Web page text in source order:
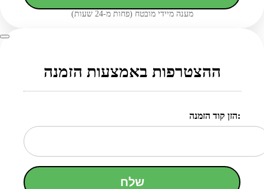
מענה מיידי מובטח (פחות מ-24 שעות)
ההצטרפות באמצעות הזמנה
הזן קוד הזמנה:
שלח